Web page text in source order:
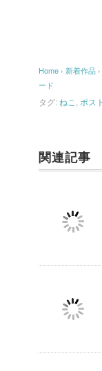
Home › 新着作品 ›
ード
タグ:ねこ ポス
関連記事